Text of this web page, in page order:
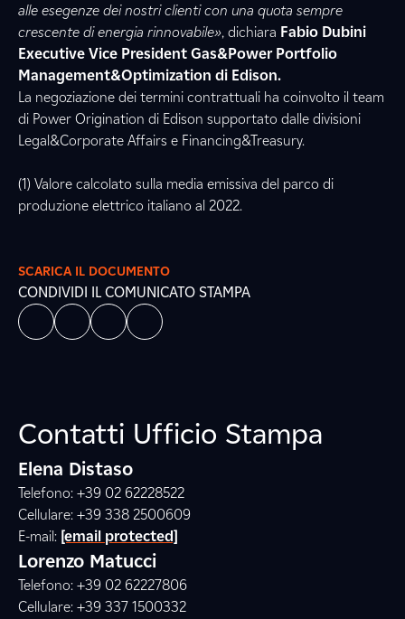
alle esegenze dei nostri clienti con una quota sempre
crescente di energia rinnovabile», dichiara Fabio Dubini
Executive Vice President Gas&Power Portfolio
Management&Optimization di Edison.
La negoziazione dei termini contrattuali ha coinvolto il team
di Power Origination di Edison supportato dalle divisioni
Legal&Corporate Affairs e Financing&Treasury.
(1) Valore calcolato sulla media emissiva del parco di
produzione elettrico italiano al 2022.
SCARICA IL DOCUMENTO
CONDIVIDI IL COMUNICATO STAMPA
Contatti Ufficio Stampa
Elena Distaso
Telefono: +39 02 62228522
Cellulare: +39 338 2500609
E-mail: [email protected]
Lorenzo Matucci
Telefono: +39 02 62227806
Cellulare: +39 337 1500332